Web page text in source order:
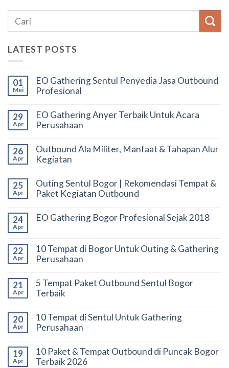
LATEST POSTS
01
Mei
EO Gathering Sentul Penyedia Jasa Outbound
Profesional
29
Apr
EO Gathering Anyer Terbaik Untuk Acara
Perusahaan
26
Apr
Outbound Ala Militer, Manfaat & Tahapan Alur
Kegiatan
25
Apr
Outing Sentul Bogor | Rekomendasi Tempat &
Paket Kegiatan Outbound
24
Apr
EO Gathering Bogor Profesional Sejak 2018
22
Apr
10 Tempat di Bogor Untuk Outing & Gathering
Perusahaan
21
Apr
5 Tempat Paket Outbound Sentul Bogor
Terbaik
20
Apr
10 Tempat di Sentul Untuk Gathering
Perusahaan
19
Apr
10 Paket & Tempat Outbound di Puncak Bogor
Terbaik 2026